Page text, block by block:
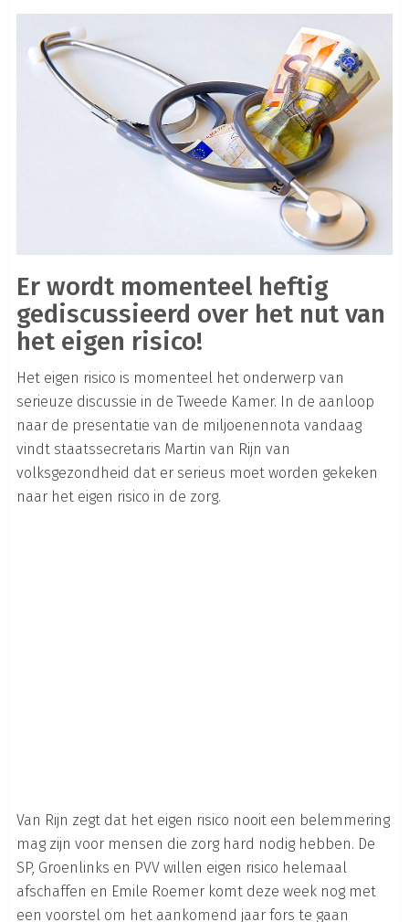
Er wordt momenteel heftig
gediscussieerd over het nut van
het eigen risico!
Het eigen risico is momenteel het onderwerp van
serieuze discussie in de Tweede Kamer. In de aanloop
naar de presentatie van de miljoenennota vandaag
vindt staatssecretaris Martin van Rijn van
volksgezondheid dat er serieus moet worden gekeken
naar het eigen risico in de zorg.
Van Rijn zegt dat het eigen risico nooit een belemmering
mag zijn voor mensen die zorg hard nodig hebben. De
SP, Groenlinks en PVV willen eigen risico helemaal
afschaffen en Emile Roemer komt deze week nog met
een voorstel om het aankomend jaar fors te gaan